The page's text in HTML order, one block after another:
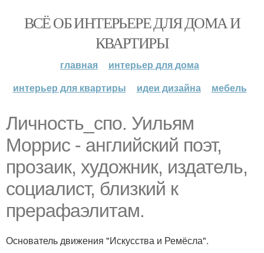
ВСЁ ОБ ИНТЕРЬЕРЕ ДЛЯ ДОМА И
КВАРТИРЫ
главная
интерьер для дома
интерьер для квартиры
идеи дизайна мебель
Личность_спо. Уильям
Моррис - английский поэт,
прозаик, художник, издатель,
социалист, близкий к
прерафаэлитам.
Основатель движения "Искусства и Ремёсла".